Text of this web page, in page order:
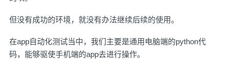
但没有成功的环境，就没有办法继续后续的使用。
在app自动化测试当中，我们主要是通用电脑端的python代
码，能够驱使手机端的app去进行操作。